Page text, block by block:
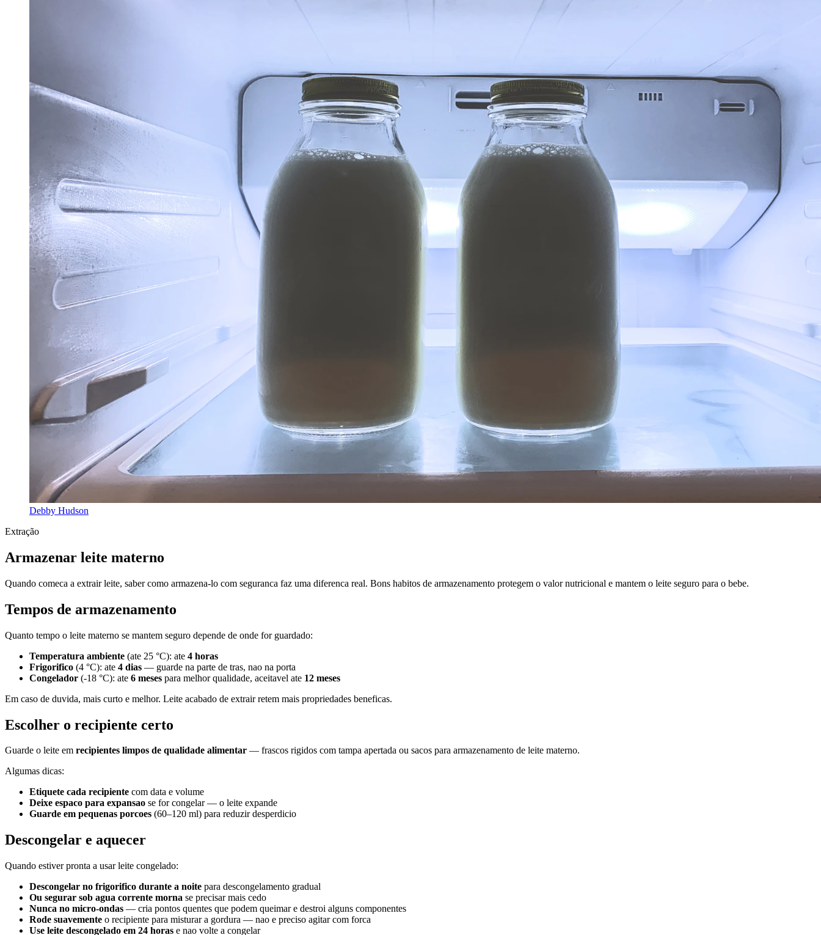
Debby Hudson
Extração
Armazenar leite materno
Quando comeca a extrair leite, saber como armazena-lo com seguranca faz uma diferenca real. Bons habitos de armazenamento protegem o valor nutricional e mantem o leite seguro para o bebe.
Tempos de armazenamento
Quanto tempo o leite materno se mantem seguro depende de onde for guardado:
Temperatura ambiente (ate 25 °C): ate 4 horas
Frigorifico (4 °C): ate 4 dias — guarde na parte de tras, nao na porta
Congelador (-18 °C): ate 6 meses para melhor qualidade, aceitavel ate 12 meses
Em caso de duvida, mais curto e melhor. Leite acabado de extrair retem mais propriedades beneficas.
Escolher o recipiente certo
Guarde o leite em recipientes limpos de qualidade alimentar — frascos rigidos com tampa apertada ou sacos para armazenamento de leite materno.
Algumas dicas:
Etiquete cada recipiente com data e volume
Deixe espaco para expansao se for congelar — o leite expande
Guarde em pequenas porcoes (60–120 ml) para reduzir desperdicio
Descongelar e aquecer
Quando estiver pronta a usar leite congelado:
Descongelar no frigorifico durante a noite para descongelamento gradual
Ou segurar sob agua corrente morna se precisar mais cedo
Nunca no micro-ondas — cria pontos quentes que podem queimar e destroi alguns componentes
Rode suavemente o recipiente para misturar a gordura — nao e preciso agitar com forca
Use leite descongelado em 24 horas e nao volte a congelar